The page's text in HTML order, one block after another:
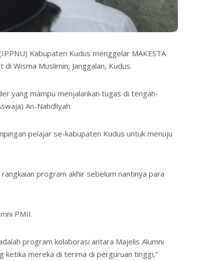
Kabupaten Kudus menggelar MAKESTA
Wisma Muslimin, Janggalan, Kudus.
yang mampu menjalankan tugas di tengah-
An-Nahdliyah.
pelajar se-kabupaten Kudus untuk menuju
program akhir sebelum nantinya para
PMII.
program kolaborasi antara Majelis Alumni
ketika mereka di terima di perguruan tinggi,”